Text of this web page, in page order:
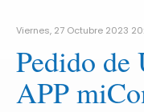
Viernes, 27 Octubre 2023
Pedido de
APP